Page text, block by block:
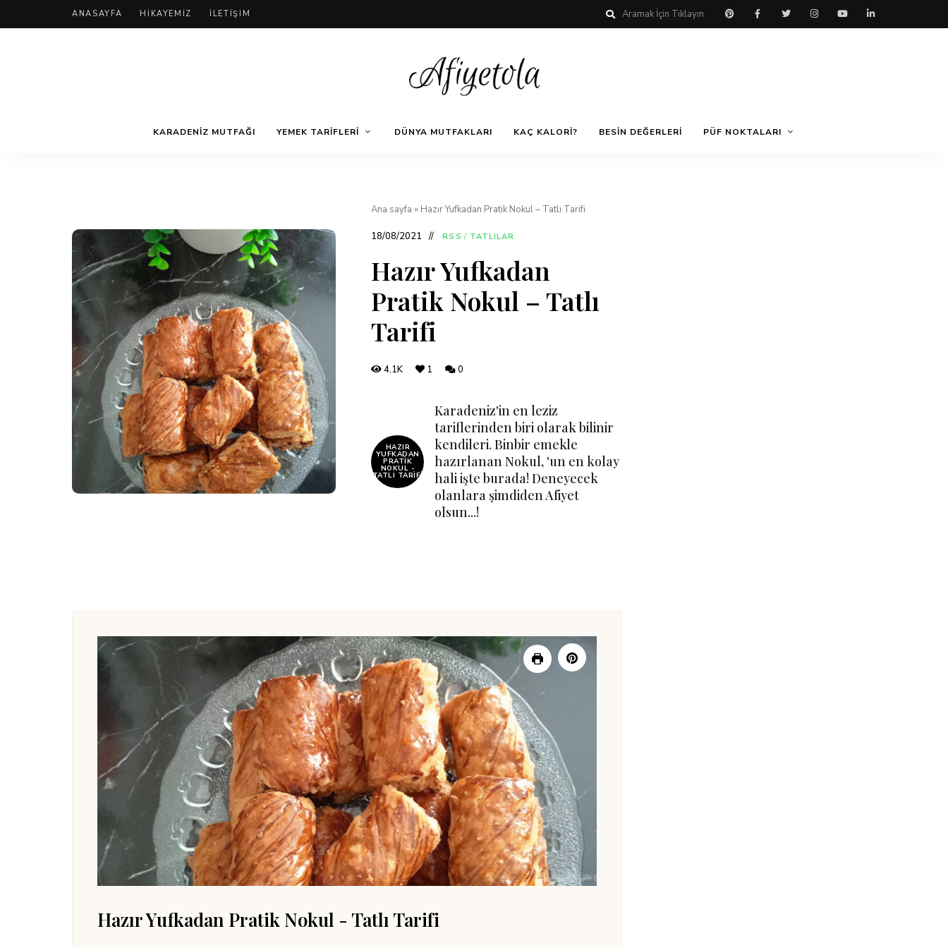
ANASAYFA HIKAYEMIZ İLETIŞIM
AfiyetOla
Kolay
Yemek
Tarifleri
ve
Lezzetli,
tarifleri,
tatlılar,
salatalar,
et
kurabiyeler
KARADENIZ MUTFAĞI YEMEK TARIFLERI DÜNYA MUTFAKLARI KAÇ KALORI? BESIN DEĞERLERI PÜF NOKTALARI
Ana sayfa » Hazır Yufkadan Pratik Nokul – Tatlı Tarifi
18/08/2021 RSS / TATLILAR
Hazır Yufkadan
Pratik Nokul – Tatlı
Tarifi
4.1K 1 0
HAZIR
YUFKADAN
PRATIK
NOKUL -
TATLI TARIFI
Karadeniz'in en leziz
tariflerinden biri olarak bilinir
kendileri. Binbir emekle
hazırlanan Nokul, 'un en kolay
hali işte burada! Deneyecek
olanlara şimdiden Afiyet
olsun...!
Hazır Yufkadan Pratik Nokul - Tatlı Tarifi